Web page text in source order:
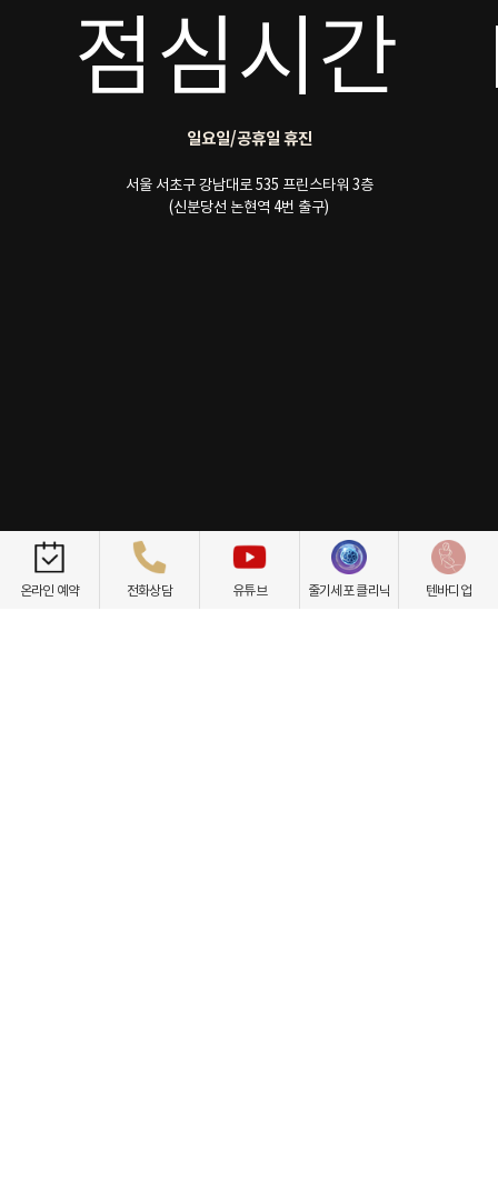
점심시간
일요일/공휴일 휴진
서울 서초구 강남대로 535 프린스타워 3층
(신분당선 논현역 4번 출구)
개인정보취급방침 환자권리장전 비급여항목
온라인 예약 전화상담 유튜브 줄기세포 클리닉 텐바디업